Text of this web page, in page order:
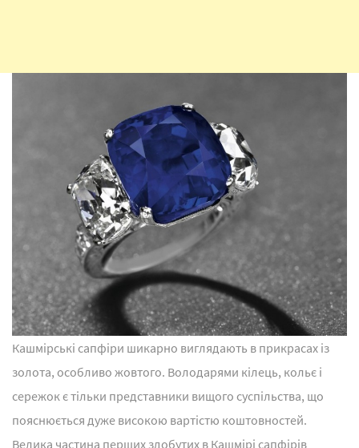
Кашмірські сапфіри шикарно виглядають в прикрасах із
золота, особливо жовтого. Володарями кілець, кольє і
сережок є тільки представники вищого суспільства, що
пояснюється дуже високою вартістю коштовностей.
Велика частина перших здобутих в Кашмірі сапфірів